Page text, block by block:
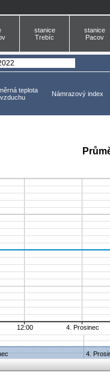
stanice
Trebíc
stanice
Pacov
teplota
vzduchu
Námrazový index
12:00 4. Prosinec
4.